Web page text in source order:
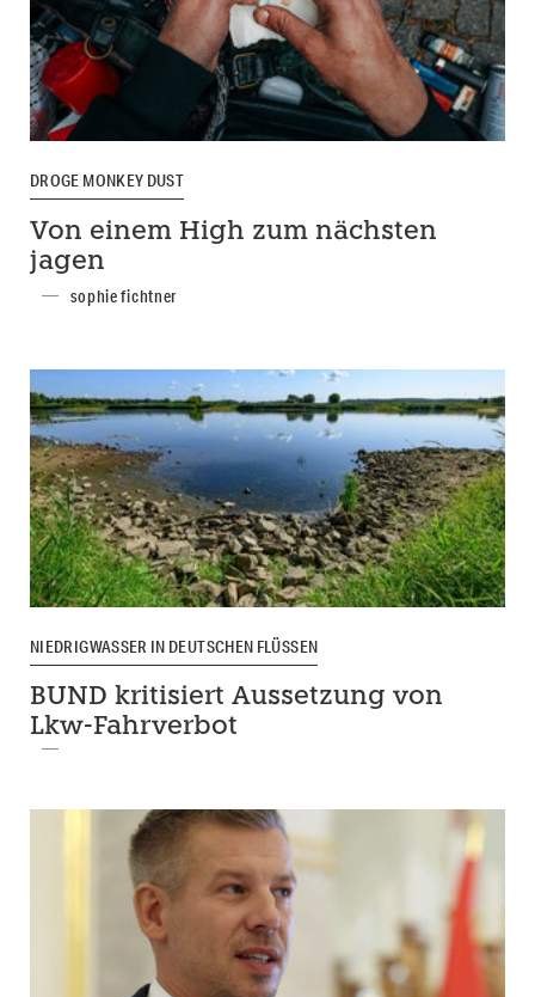
DROGE MONKEY DUST
Von einem High zum nächsten
jagen
sophie fichtner
NIEDRIGWASSER IN DEUTSCHEN FLÜSSEN
BUND kritisiert Aussetzung von
Lkw-Fahrverbot